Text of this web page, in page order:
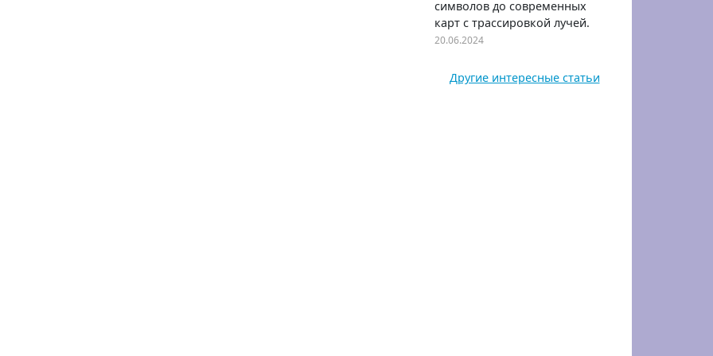
символов до современных
карт с трассировкой лучей.
20.06.2024
Другие интересные статьи